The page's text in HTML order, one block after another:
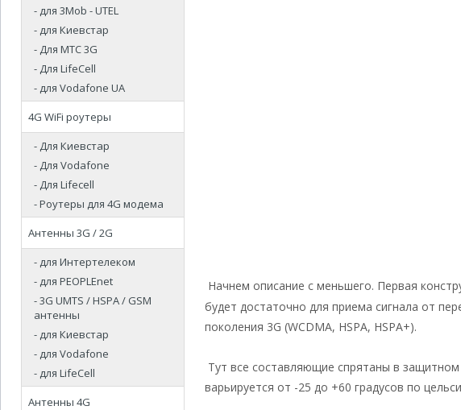
- для 3Mob - UTEL
- для Киевстар
- Для МТС 3G
- Для LifeCell
- для Vodafone UA
4G WiFi роутеры
- Для Киевстар
- Для Vodafone
- Для Lifecell
- Роутеры для 4G модема
Антенны 3G / 2G
- для Интертелеком
- для PEOPLEnet
- 3G UMTS / HSPA / GSM
антенны
- для Киевстар
- для Vodafone
- для LifeCell
Антенны 4G
Начнем описание с меньшего. Первая
будет достаточно для приема сигнала от
поколения 3G (WCDMA, HSPA, HSPA+).
Тут все составляющие спрятаны в
варьируется от -25 до +60 градусов по